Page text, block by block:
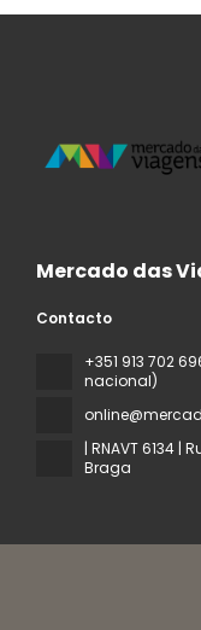
Mercado das
Contacto
+351 913 702
nacional)
| RNAVT 6134 |
Braga